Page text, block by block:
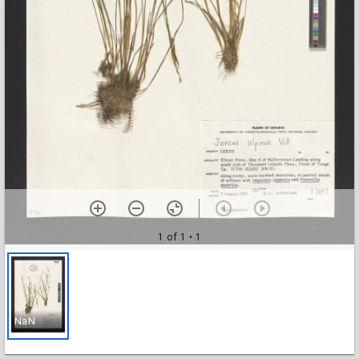
1 of 1 • 1
NaN